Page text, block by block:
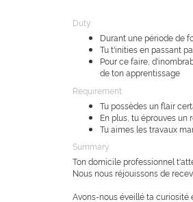
Duty
Durant une période de
Tu t'inities en passant
Pour ce faire,
de ton apprentissage
Requirement
Tu possèdes un flair
En plus, tu éprouves
Tu aimes les travaux
Summary
Ton domicile professionnel
Nous nous réjouissons de
Avons-nous éveillé ta